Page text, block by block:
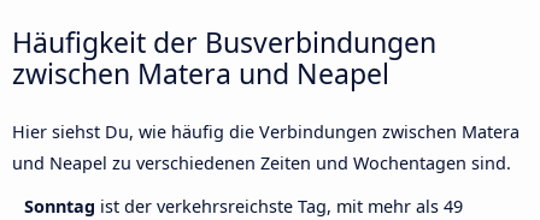
Häufigkeit der Busverbindungen
zwischen Matera und Neapel
Hier siehst Du, wie häufig die Verbindungen zwischen Matera
und Neapel zu verschiedenen Zeiten und Wochentagen sind.
Sonntag ist der verkehrsreichste Tag, mit mehr als 49